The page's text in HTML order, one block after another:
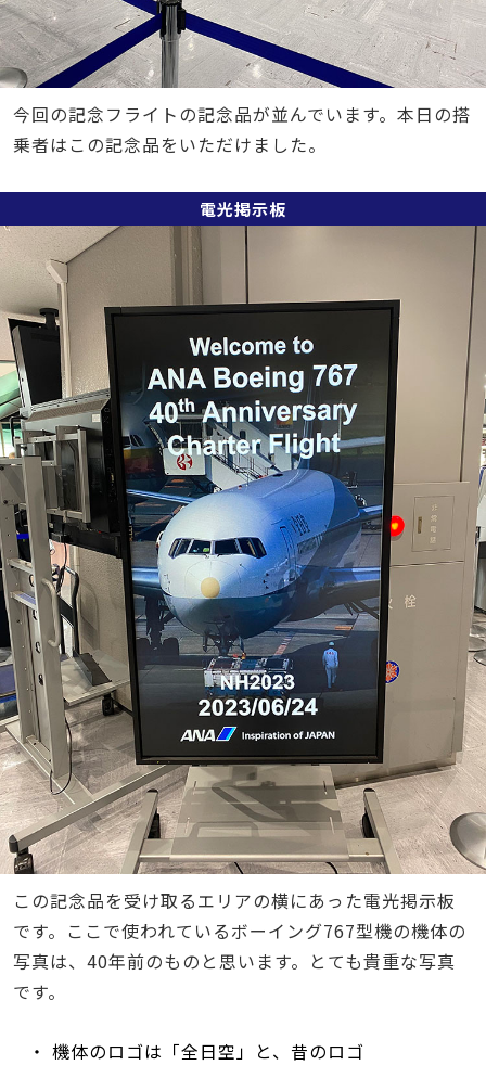
今回の記念フライトの記念品が並んでいます。本日の搭
乗者はこの記念品をいただけました。
電光掲示板
この記念品を受け取るエリアの横にあった電光掲示板
です。ここで使われているボーイング767型機の機体の
写真は、40年前のものと思います。とても貴重な写真
です。
・ 機体のロゴは「全日空」と、昔のロゴ